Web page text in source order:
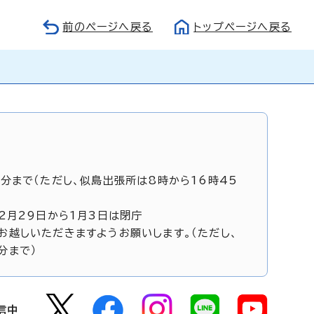
前のページへ戻る トップページへ戻る
で（ただし、似島出張所は8時から16時45
月29日から1月3日は閉庁
しいただきますようお願いします。（ただし、
で）
中